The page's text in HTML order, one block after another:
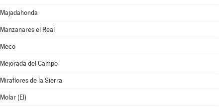
Majadahonda
Manzanares el Real
Meco
Mejorada del Campo
Miraflores de la Sierra
Molar (El)